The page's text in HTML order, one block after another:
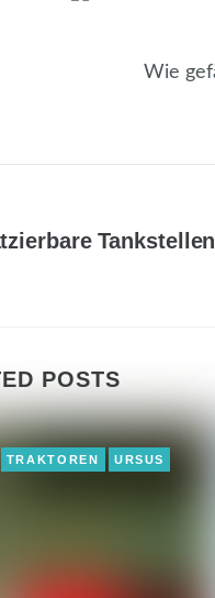
Wie
Tankstellen
POSTS
TRAKTOREN URSUS